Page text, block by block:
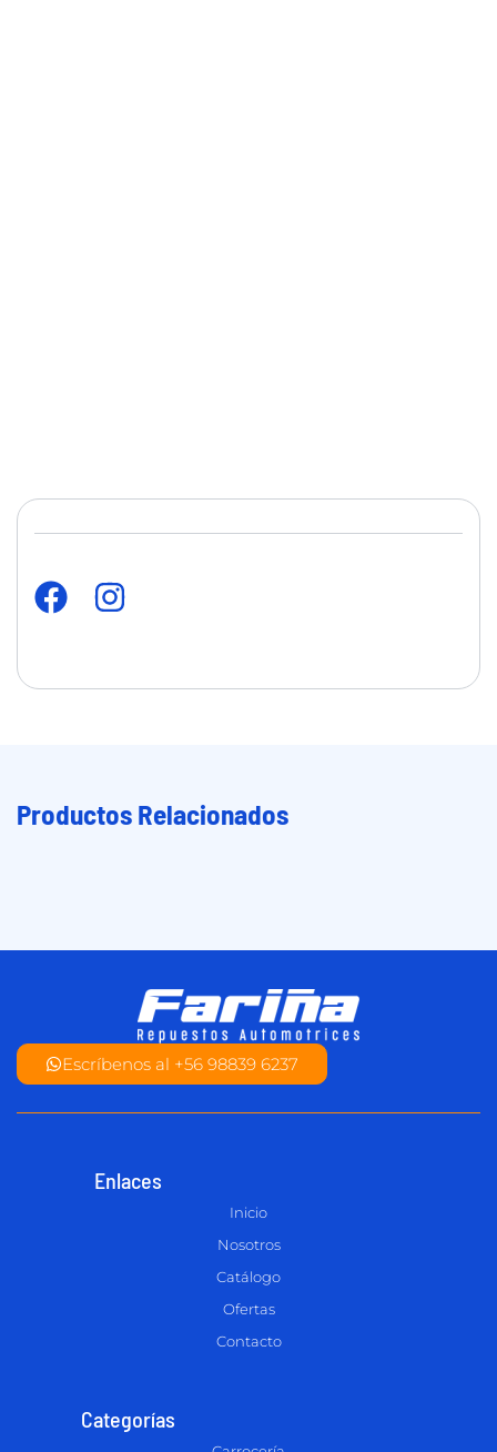
Productos Relacionados
Escríbenos al +56 98839 6237
Enlaces
Inicio
Nosotros
Catálogo
Ofertas
Contacto
Categorías